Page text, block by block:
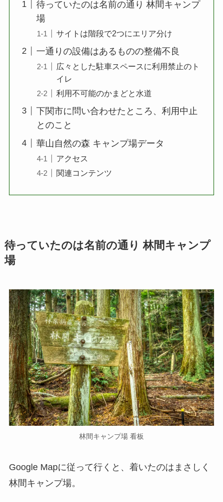
待っていたのは名前の通り 林間キャンプ
場
サイトは階段で2つにエリア分け
一通りの設備はあるものの整備不良
広々とした駐車スペースに利用禁止のト
イレ
利用不可能のかまどと水道
下関市に問い合わせたところ、利用中止
とのこと
華山自然の森 キャンプ場データ
アクセス
関連コンテンツ
待っていたのは名前の通り 林間キャンプ
場
林間キャンプ場 看板
Google Mapに従って行くと、着いたのはまさしく
林間キャンプ場。